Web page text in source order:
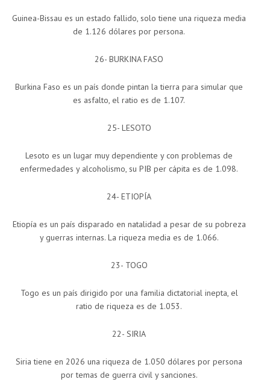
Guinea-Bissau es un estado fallido, solo tiene una riqueza media
de 1.126 dólares por persona.
26- BURKINA FASO
Burkina Faso es un país donde pintan la tierra para simular que
es asfalto, el ratio es de 1.107.
25- LESOTO
Lesoto es un lugar muy dependiente y con problemas de
enfermedades y alcoholismo, su PIB per cápita es de 1.098.
24- ETIOPÍA
Etiopía es un país disparado en natalidad a pesar de su pobreza
y guerras internas. La riqueza media es de 1.066.
23- TOGO
Togo es un país dirigido por una familia dictatorial inepta, el
ratio de riqueza es de 1.053.
22- SIRIA
Siria tiene en 2026 una riqueza de 1.050 dólares por persona
por temas de guerra civil y sanciones.